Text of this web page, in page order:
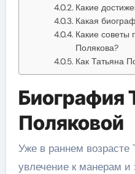
Какие
Какая
Какие советы
Полякова?
Как Татьяна
Биография
Поляковой
Уже в раннем возрасте
увлечение к манерам и